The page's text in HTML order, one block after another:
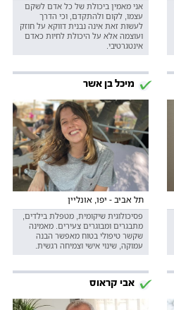
אני מאמין ביכולת של כל אדם לשקם
עצמו, לקום ולהתקדם, וכי הדרך
לעשות זאת אינה נבנית דווקא על חוזק
ועוצמה אלא על היכולת לחיות כאדם
אינטגרטיבי.
מיכל בן אשר
תל אביב - יפו, אונליין
פסיכולוגית שיקומית, מטפלת בילדים,
מתבגרים ומבוגרים צעירים. מאמינה
שקשר טיפולי בטוח מאפשר הבנה
עמוקה, שינוי אישי וצמיחה רגשית.
אבי קראוס